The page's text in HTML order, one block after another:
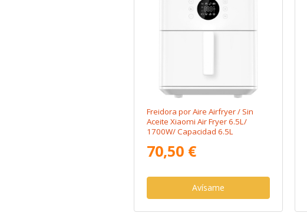
Freidora por Aire Airfryer / Sin
Aceite Xiaomi Air Fryer 6.5L/
1700W/ Capacidad 6.5L
70,50 €
Avísame